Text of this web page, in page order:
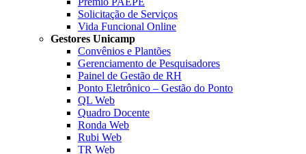
Solicitação de Serviços
Vida Funcional Online
Gestores Unicamp
Convênios e Plantões
Gerenciamento de Pesquisadores
Painel de Gestão de RH
Ponto Eletrônico – Gestão do Ponto
QL Web
Quadro Docente
Ronda Web
Rubi Web
TR Web